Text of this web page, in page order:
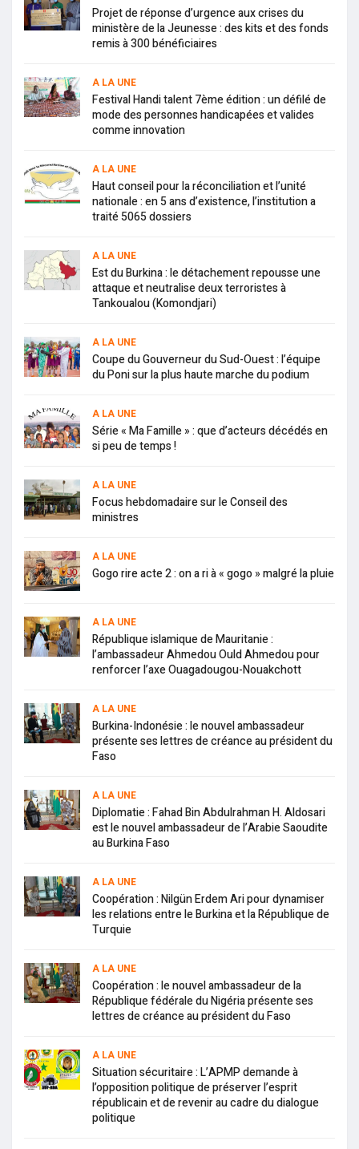
Projet de réponse d’urgence aux crises du
ministère de la Jeunesse : des kits et des fonds
remis à 300 bénéficiaires
A LA UNE
Festival Handi talent 7ème édition : un défilé de
mode des personnes handicapées et valides
comme innovation
A LA UNE
Haut conseil pour la réconciliation et l’unité
nationale : en 5 ans d’existence, l’institution a
traité 5065 dossiers
A LA UNE
Est du Burkina : le détachement repousse une
attaque et neutralise deux terroristes à
Tankoualou (Komondjari)
A LA UNE
Coupe du Gouverneur du Sud-Ouest : l’équipe
du Poni sur la plus haute marche du podium
A LA UNE
Série « Ma Famille » : que d’acteurs décédés en
si peu de temps !
A LA UNE
Focus hebdomadaire sur le Conseil des
ministres
A LA UNE
Gogo rire acte 2 : on a ri à « gogo » malgré la pluie
A LA UNE
République islamique de Mauritanie :
l’ambassadeur Ahmedou Ould Ahmedou pour
renforcer l’axe Ouagadougou-Nouakchott
A LA UNE
Burkina-Indonésie : le nouvel ambassadeur
présente ses lettres de créance au président du
Faso
A LA UNE
Diplomatie : Fahad Bin Abdulrahman H. Aldosari
est le nouvel ambassadeur de l’Arabie Saoudite
au Burkina Faso
A LA UNE
Coopération : Nilgün Erdem Ari pour dynamiser
les relations entre le Burkina et la République de
Turquie
A LA UNE
Coopération : le nouvel ambassadeur de la
République fédérale du Nigéria présente ses
lettres de créance au président du Faso
A LA UNE
Situation sécuritaire : L’APMP demande à
l’opposition politique de préserver l’esprit
républicain et de revenir au cadre du dialogue
politique